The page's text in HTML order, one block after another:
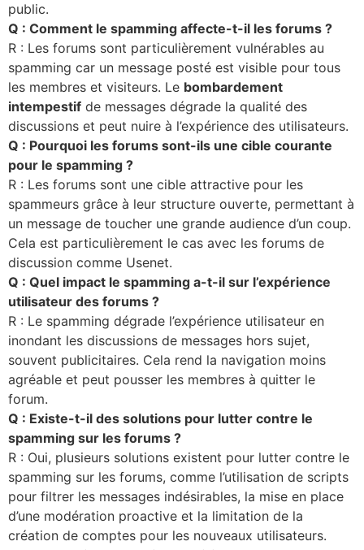
public.
Q : Comment le spamming affecte-t-il les forums ?
R : Les forums sont particulièrement vulnérables au
spamming car un message posté est visible pour tous
les membres et visiteurs. Le bombardement
intempestif de messages dégrade la qualité des
discussions et peut nuire à l’expérience des utilisateurs.
Q : Pourquoi les forums sont-ils une cible courante
pour le spamming ?
R : Les forums sont une cible attractive pour les
spammeurs grâce à leur structure ouverte, permettant à
un message de toucher une grande audience d’un coup.
Cela est particulièrement le cas avec les forums de
discussion comme Usenet.
Q : Quel impact le spamming a-t-il sur l’expérience
utilisateur des forums ?
R : Le spamming dégrade l’expérience utilisateur en
inondant les discussions de messages hors sujet,
souvent publicitaires. Cela rend la navigation moins
agréable et peut pousser les membres à quitter le
forum.
Q : Existe-t-il des solutions pour lutter contre le
spamming sur les forums ?
R : Oui, plusieurs solutions existent pour lutter contre le
spamming sur les forums, comme l’utilisation de scripts
pour filtrer les messages indésirables, la mise en place
d’une modération proactive et la limitation de la
création de comptes pour les nouveaux utilisateurs.